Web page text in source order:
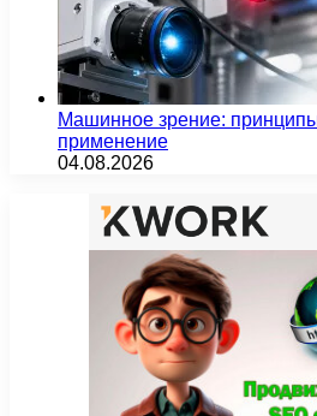
Машинное зрение:
применение
04.08.2026